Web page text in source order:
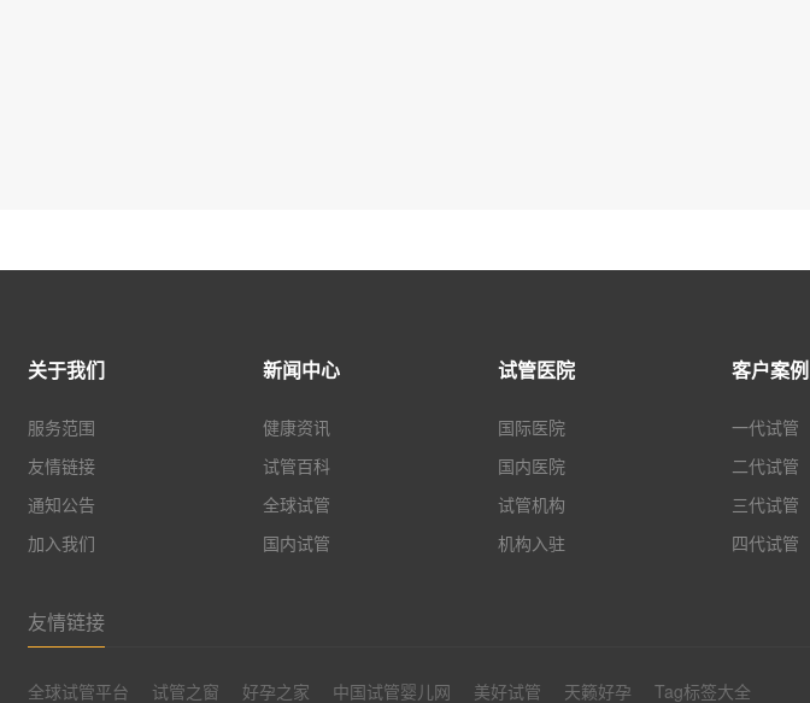
关于我们
服务范围
友情链接
通知公告
加入我们
新闻中心
健康资讯
试管百科
全球试管
国内试管
试管医院
国际医院
国内医院
试管机构
机构入驻
客户案例
一代试管
二代试管
三代试管
四代试管
友情链接
全球试管平台 试管之窗 好孕之家 中国试管婴儿网 美好试管 天籁好孕 Tag标签大全